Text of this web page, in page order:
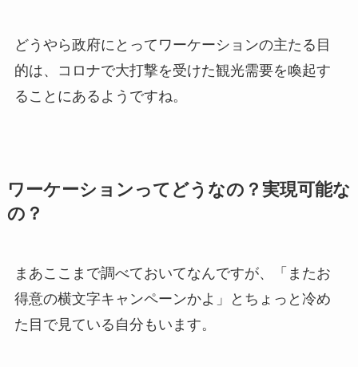
どうやら政府にとってワーケーションの主たる目
的は、
コロナで大打撃を受けた観光需要を喚起す
ること にあるようですね。
ワーケーションってどうなの？実現可能な
の？
まあここまで調べておいてなんですが、「ま たお
得意の横文字キャンペーンかよ 」とちょっと冷め
た目で見ている自分もいます。